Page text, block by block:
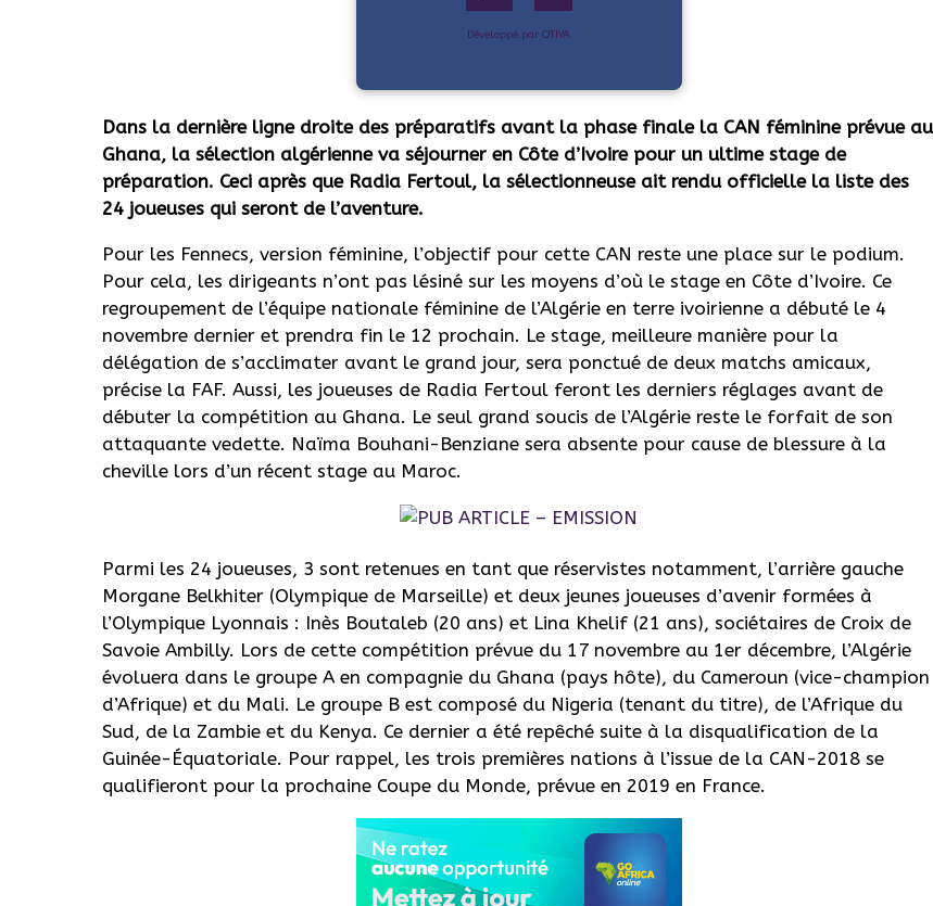
Développé par OTIYA
Dans la dernière ligne droite des préparatifs avant la phase finale la CAN féminine prévue au
Ghana, la sélection algérienne va séjourner en Côte d’Ivoire pour un ultime stage de
préparation. Ceci après que Radia Fertoul, la sélectionneuse ait rendu officielle la liste des
24 joueuses qui seront de l’aventure.
Pour les Fennecs, version féminine, l’objectif pour cette CAN reste une place sur le podium.
Pour cela, les dirigeants n’ont pas lésiné sur les moyens d’où le stage en Côte d’Ivoire. Ce
regroupement de l’équipe nationale féminine de l’Algérie en terre ivoirienne a débuté le 4
novembre dernier et prendra fin le 12 prochain. Le stage, meilleure manière pour la
délégation de s’acclimater avant le grand jour, sera ponctué de deux matchs amicaux,
précise la FAF. Aussi, les joueuses de Radia Fertoul feront les derniers réglages avant de
débuter la compétition au Ghana. Le seul grand soucis de l’Algérie reste le forfait de son
attaquante vedette. Naïma Bouhani-Benziane sera absente pour cause de blessure à la
cheville lors d’un récent stage au Maroc.
Parmi les 24 joueuses, 3 sont retenues en tant que réservistes notamment, l’arrière gauche
Morgane Belkhiter (Olympique de Marseille) et deux jeunes joueuses d’avenir formées à
l’Olympique Lyonnais : Inès Boutaleb (20 ans) et Lina Khelif (21 ans), sociétaires de Croix de
Savoie Ambilly. Lors de cette compétition prévue du 17 novembre au 1er décembre, l’Algérie
évoluera dans le groupe A en compagnie du Ghana (pays hôte), du Cameroun (vice-champion
d’Afrique) et du Mali. Le groupe B est composé du Nigeria (tenant du titre), de l’Afrique du
Sud, de la Zambie et du Kenya. Ce dernier a été repêché suite à la disqualification de la
Guinée-Équatoriale. Pour rappel, les trois premières nations à l’issue de la CAN-2018 se
qualifieront pour la prochaine Coupe du Monde, prévue en 2019 en France.